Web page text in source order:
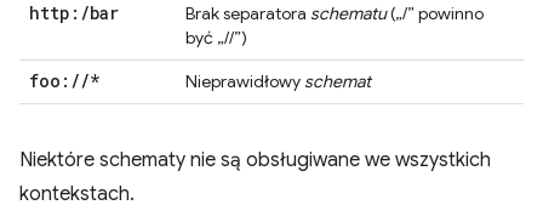
http: /bar Brak separatora schematu(„/” powinno
być „//”)
foo: //* Nieprawidłowy schemat
Niektóre schematy nie są obsługiwane we wszystkich
kontekstach.